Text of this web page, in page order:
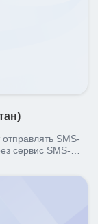
SMS-
сервис SMS-
компаниям, а
Битрикс24.